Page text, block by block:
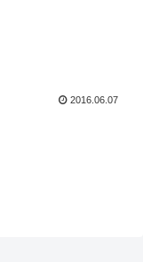
2016.06.07